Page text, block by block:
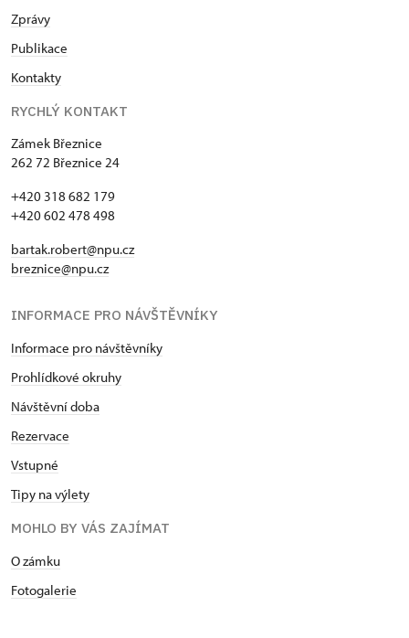
Zprávy
Publikace
Kontakty
RYCHLÝ KONTAKT
Zámek Březnice
262 72 Březnice 24
+420 318 682 179
+420 602 478 498
bartak.robert@npu.cz
breznice@npu.cz
INFORMACE PRO NÁVŠTĚVNÍKY
Informace pro návštěvníky
Prohlídkové okruhy
Návštěvní doba
Rezervace
Vstupné
Tipy na výlety
MOHLO BY VÁS ZAJÍMAT
O zámku
Fotogalerie